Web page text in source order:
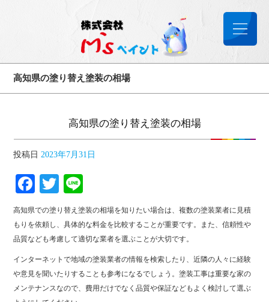
高知県の塗り替え塗装の相場
高知県の塗り替え塗装の相場
投稿日 2023年7月31日
Facebook
Twitter
高知県での塗り替え塗装の相場を知りたい場合は、複数の塗装業者に見積
もりを依頼し、具体的な料金を比較することが重要です。また、信頼性や
品質なども考慮して適切な業者を選ぶことが大切です。
インターネットで地域の塗装業者の情報を検索したり、近隣の人々に経験
や意見を聞いたりすることも参考になるでしょう。塗装工事は重要な家の
メンテナンスなので、費用だけでなく品質や保証などもよく検討して選ぶ